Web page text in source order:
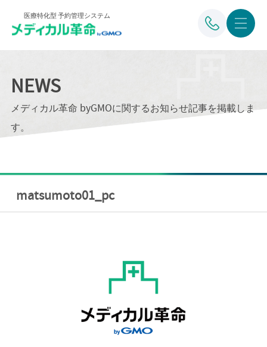
医療特化型 予約管理システム
NEWS
メディカル革命 byGMOに関するお知らせ記事を掲載しま
す。
matsumoto01_pc